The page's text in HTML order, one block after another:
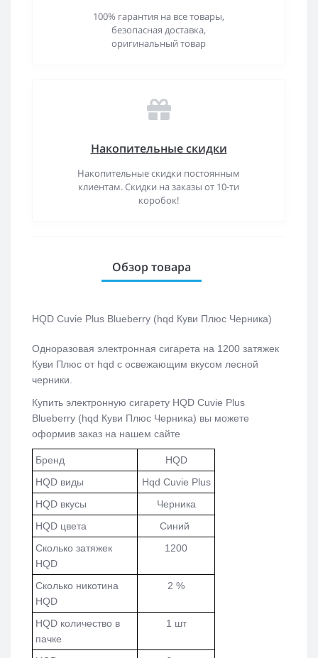
100% гарантия на все товары,
безопасная доставка,
оригинальный товар
Накопительные скидки
Накопительные скидки постоянным
клиентам. Скидки на заказы от 10-ти
коробок!
Обзор товара
HQD Cuvie Plus Blueberry (hqd Куви Плюс Черника)
Одноразовая электронная сигарета на 1200 затяжек
Куви Плюс от hqd с освежающим вкусом лесной
черники.
Купить электронную сигарету HQD Cuvie Plus
Blueberry (hqd Куви Плюс Черника) вы можете
оформив заказ на нашем сайте
Бренд
HQD
HQD виды
Hqd Cuvie Plus
HQD вкусы
Черника
HQD цвета
Синий
Сколько затяжек
HQD
1200
Сколько никотина
HQD
2 %
HQD количество в
пачке
1 шт